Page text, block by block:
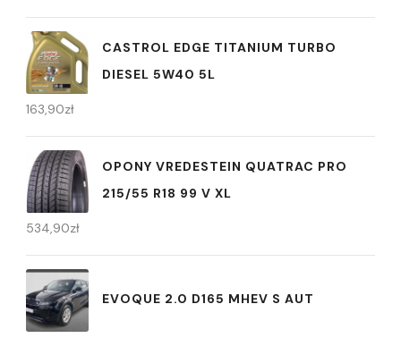
CASTROL EDGE TITANIUM TURBO
DIESEL 5W40 5L
163,90zł
OPONY VREDESTEIN QUATRAC PRO
215/55 R18 99 V XL
534,90zł
EVOQUE 2.0 D165 MHEV S AUT